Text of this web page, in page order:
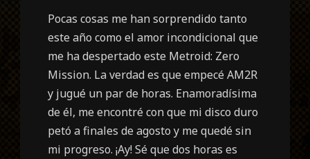
Pocas cosas me han sorprendido tanto
este año como el amor incondicional que
me ha despertado este Metroid: Zero
Mission. La verdad es que empecé AM2R
y jugué un par de horas. Enamoradísima
de él, me encontré con que mi disco duro
petó a finales de agosto y me quedé sin
mi progreso. ¡Ay! Sé que dos horas es